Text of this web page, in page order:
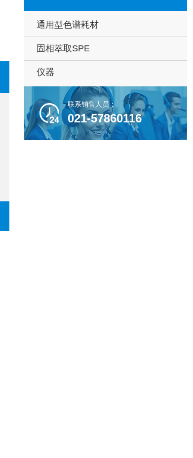
通用型色谱耗材
固相萃取SPE
仪器
 联系销售人员：
021-57860116